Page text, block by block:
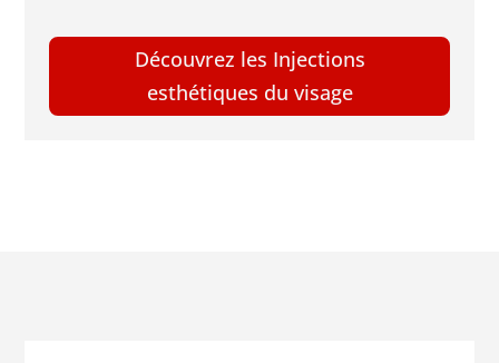
Découvrez les Injections
esthétiques du visage